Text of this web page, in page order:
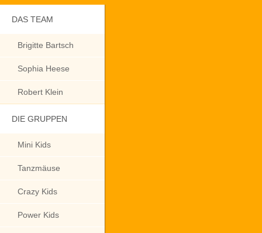
DAS TEAM
Brigitte Bartsch
Sophia Heese
Robert Klein
DIE GRUPPEN
Mini Kids
Tanzmäuse
Crazy Kids
Power Kids